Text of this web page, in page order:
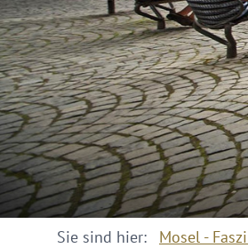
Sie sind hier: Mosel -